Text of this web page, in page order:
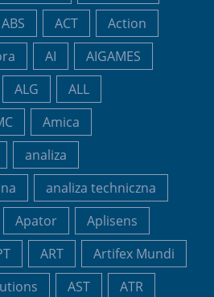
ABS ACT
Action
AI
AIGAMES
ALG
ALL
Amica
analiza
analiza techniczna
Apator
Aplisens
ART
Artifex Mundi
AST
ATR